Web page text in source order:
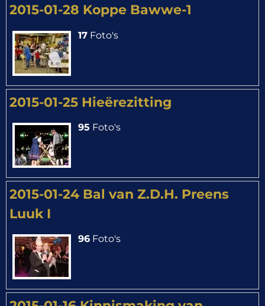
2015-01-28 Koppe Bawwe-1
17 Foto's
2015-01-25 Hieërezitting
95 Foto's
2015-01-24 Bal van Z.D.H. Preens
Luuk I
96 Foto's